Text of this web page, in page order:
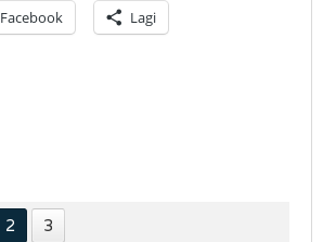
Facebook Lagi
2 3